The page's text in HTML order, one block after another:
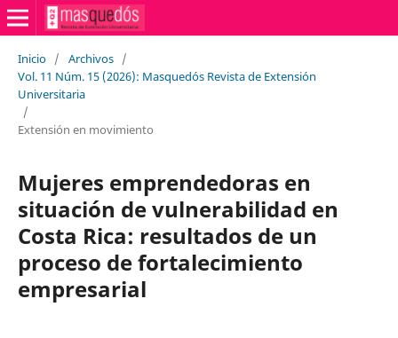
Inicio / Archivos /
Vol. 11 Núm. 15 (2026): Masquedós Revista de Extensión
Universitaria
/
Extensión en movimiento
Mujeres emprendedoras en
situación de vulnerabilidad en
Costa Rica: resultados de un
proceso de fortalecimiento
empresarial